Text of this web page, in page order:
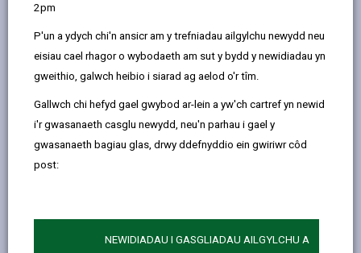
2pm
P'un a ydych chi'n ansicr am y trefniadau ailgylchu newydd neu
eisiau cael rhagor o wybodaeth am sut y bydd y newidiadau yn
gweithio, galwch heibio i siarad ag aelod o'r tîm.
Gallwch chi hefyd gael gwybod ar-lein a yw'ch cartref yn newid
i'r gwasanaeth casglu newydd, neu'n parhau i gael y
gwasanaeth bagiau glas, drwy ddefnyddio ein gwiriwr côd
post:
NEWIDIADAU I GASGLIADAU AILGYLCHU A
ddefnydd ehangach y gymuned, darparu
cyfleusterau arbenigol i ehangu'r defnydd
posibl o'r ased dan sylw neu greu lle addas i'r
diben ar gyfer y gymuned.
Yn dilyn cais llwyddiannus am gyllid, cafodd
prosiect ysgol Moderneiddio Addysg Ysgol
Mae'r Grant Canolfannau Cymunedol wedi